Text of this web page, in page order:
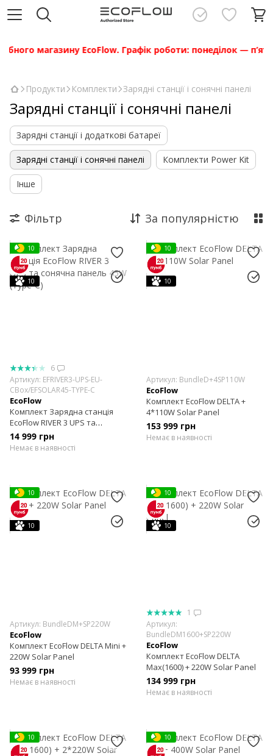
магазину EcoFlow. Графік роботи: понеділок —
Продукти Комплекти Зарядні станції і сонячні панелі
Зарядні станції і сонячні панелі
Зарядні станції і додаткові батареї
Зарядні станції і сонячні панелі Комплекти Power Kit
Інше
Фільтр За популярністю
10
10
6
Артикул: EFRIVER3-UPS-EU-
CBox/EFSOLAR45-TYPE-C
EcoFlow
Комплект Зарядна станція
EcoFlow RIVER 3 UPS та
сонячна панель 45W (Type-C)
14 999 грн
Немає в наявності
10
10
Артикул: BundleD+4SP110W
EcoFlow
Комплект EcoFlow DELTA +
4*110W Solar Panel
153 999 грн
Немає в наявності
10
10
Артикул: BundleDM+SP220W
EcoFlow
Комплект EcoFlow DELTA Mini +
220W Solar Panel
93 999 грн
Немає в наявності
10
10
1
Артикул:
BundleDM1600+SP220W
EcoFlow
Комплект EcoFlow DELTA
Max(1600) + 220W Solar Panel
134 999 грн
Немає в наявності
10 10